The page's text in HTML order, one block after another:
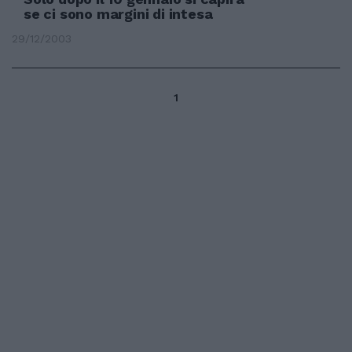
se ci sono margini di intesa
29/12/2003
1